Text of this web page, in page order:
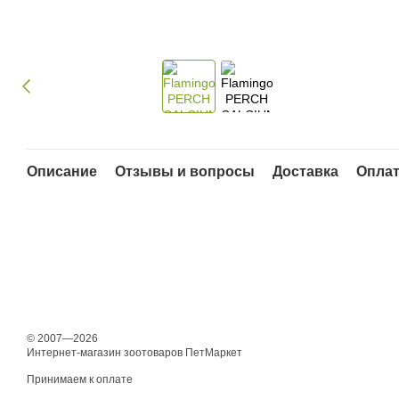
Описание Отзывы и вопросы Доставка
© 2007—2026
Интернет-магазин зоотоваров ПетМаркет
Принимаем к оплате